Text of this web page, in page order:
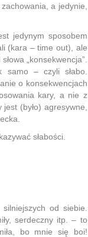
a jedynie,
jedynym sposobem
(kara – time out), ale
„konsekwencja”.
samo – czyli słabo.
o konsekwencjach
kary, a nie z
(było) agresywne,
słabości.
od siebie.
serdeczny itp. – to
bo mnie się boi!